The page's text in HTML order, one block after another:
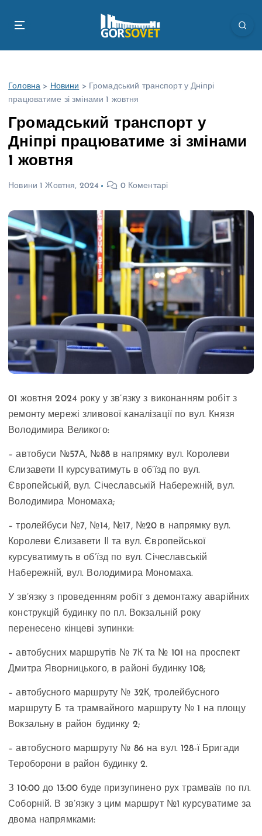
Головна > Новини >
Громадський транспорт у Дніпрі
працюватиме зі змінами 1 жовтня
Громадський транспорт у
Дніпрі працюватиме зі змінами
1 жовтня
Новини 1 Жовтня, 2024 0 Коментарі
01 жовтня 2024 року у зв’язку з виконанням робіт з
ремонту мережі зливової каналізації по вул. Князя
Володимира Великого:
– автобуси №57А, №88 в напрямку вул. Королеви
Єлизавети ІІ курсуватимуть в об’їзд по вул.
Європейській, вул. Січеславській Набережній, вул.
Володимира Мономаха;
– тролейбуси №7, №14, №17, №20 в напрямку вул.
Королеви Єлизавети ІІ та вул. Європейської
курсуватимуть в об’їзд по вул. Січеславській
Набережній, вул. Володимира Мономаха.
У зв’язку з проведенням робіт з демонтажу аварійних
конструкцій будинку по пл. Вокзальній року
перенесено кінцеві зупинки:
– автобусних маршрутів № 7К та № 101 на проспект
Дмитра Яворницького, в районі будинку 108;
– автобусного маршруту № 32К, тролейбусного
маршруту Б та трамвайного маршруту № 1 на площу
Вокзальну в район будинку 2;
– автобусного маршруту № 86 на вул. 128-ї Бригади
Тероборони в район будинку 2.
З 10:00 до 13:00 буде призупинено рух трамваїв по пл.
Соборній. В зв’язку з цим маршрут №1 курсуватиме за
двома напрямками: